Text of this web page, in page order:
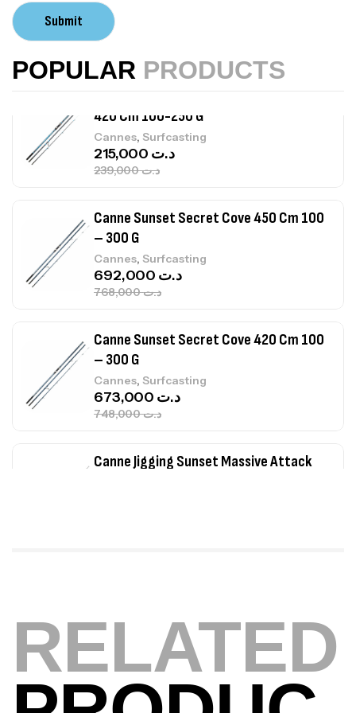
Submit
POPULAR PRODUCTS
Volant 3 Branches Inox T26S/35
Accastillage bateau
420 Cm 100-250 G
Cannes, Surfcasting
د.ت239,000
د.ت
Canne Sunset Secret Cove 450 Cm 100
– 300 G
Cannes, Surfcasting
د.ت768,000
د.ت
Canne Sunset Secret Cove 420 Cm 100
– 300 G
Cannes, Surfcasting
د.ت748,000
د.ت
Canne Jigging Sunset Massive Attack
Bagagerie Surfcasting
د.ت
د.ت
RELATED